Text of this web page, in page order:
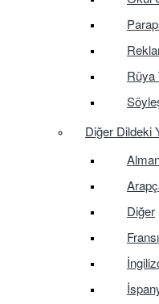
Rüya
Diğer Dildeki
Diğer